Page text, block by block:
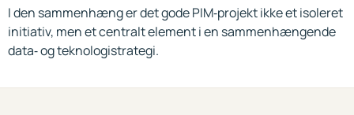
I den sammenhæng er det gode PIM‑projekt ikke et isoleret
initiativ, men et centralt element i en sammenhængende
data‑ og teknologistrategi.